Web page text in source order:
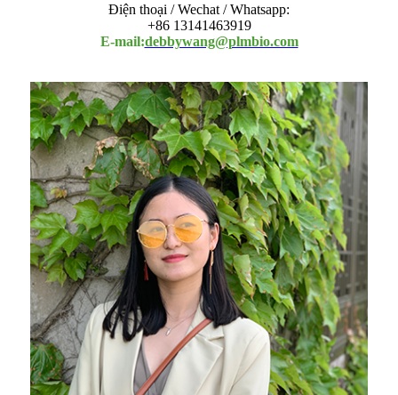
Điện thoại / Wechat / Whatsapp:
+86 13141463919
E-mail:debbywang@plmbio.com